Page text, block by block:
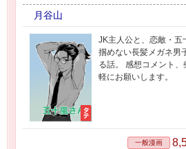
月谷山
JK主人公と、恋敵・五
掴めない長髪メガネ男
る話。 感想コメント
軽にお願いします。
一般漫画